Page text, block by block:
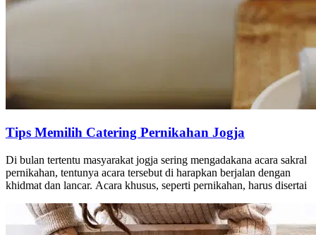
Tips Memilih Catering Pernikahan Jogja
Di bulan tertentu masyarakat jogja sering mengadakana acara sakral
pernikahan, tentunya acara tersebut di harapkan berjalan dengan
khidmat dan lancar. Acara khusus, seperti pernikahan, harus disertai